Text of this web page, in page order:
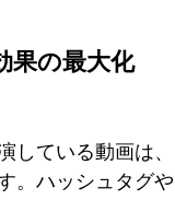
果の最大化
している動画は
。ハッシュタグ